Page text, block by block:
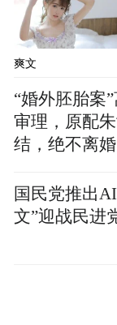
排名变化方
车企的排名
名，长城汽
频)为凤凰网
布，本平台仅
Notice: The
pictures and
爽文
“婚外胚胎案
审理，原配
结，绝不离婚
国民党推出
文”迎战民进